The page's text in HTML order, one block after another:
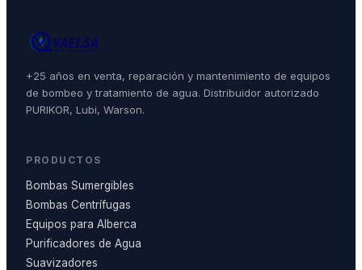
+25 años en venta, reparación y mantenimiento de equipos
de bombeo y tratamiento de agua. Distribuidor autorizado
PURIKOR, Lubi, Warson.
PRODUCTOS
Bombas Sumergibles
Bombas Centrífugas
Equipos para Alberca
Purificadores de Agua
Suavizadores